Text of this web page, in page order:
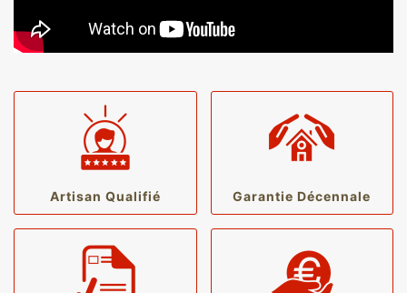
Artisan Qualifié Garantie Décennale